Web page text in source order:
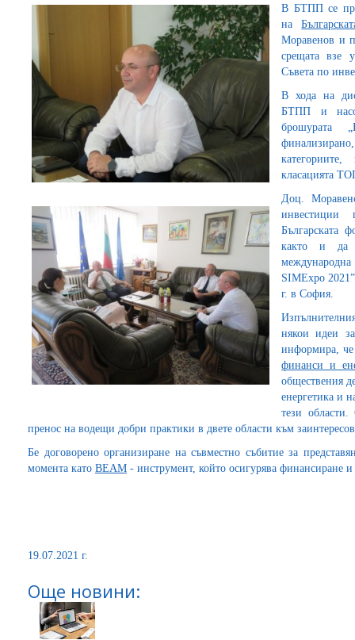
В БТПП се
на
Моравенов и
срещата взе
Съвета по
В хода на
БТПП и
брошурата
класацията
Доц.
Българската
както и да
SIMExpo
г. в София.
някои идеи
информира,
финанси и
обществения
енергетика и
тези
пренос на водещи добри практики в двете области към
Бе договорено организиране на съвместно събитие за
момента като BEAM - инструмент, който осигурява финансиране
19.07.2021 г.
Още новини: